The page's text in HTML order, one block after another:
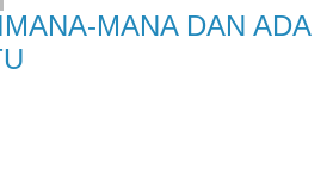
MANA DAN ADA